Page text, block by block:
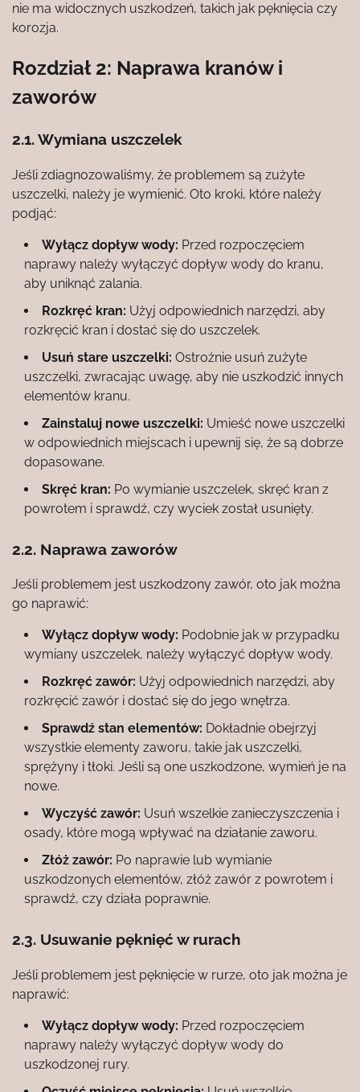
nie ma widocznych uszkodzeń, takich jak pęknięcia czy
korozja.
Rozdział 2: Naprawa kranów i
zaworów
2.1. Wymiana uszczelek
Jeśli zdiagnozowaliśmy, że problemem są zużyte
uszczelki, należy je wymienić. Oto kroki, które należy
podjąć:
Wyłącz dopływ wody: Przed rozpoczęciem
naprawy należy wyłączyć dopływ wody do kranu,
aby uniknąć zalania.
Rozkręć kran: Użyj odpowiednich narzędzi, aby
rozkręcić kran i dostać się do uszczelek.
Usuń stare uszczelki: Ostrożnie usuń zużyte
uszczelki, zwracając uwagę, aby nie uszkodzić innych
elementów kranu.
Zainstaluj nowe uszczelki: Umieść nowe uszczelki
w odpowiednich miejscach i upewnij się, że są dobrze
dopasowane.
Skręć kran: Po wymianie uszczelek, skręć kran z
powrotem i sprawdź, czy wyciek został usunięty.
2.2. Naprawa zaworów
Jeśli problemem jest uszkodzony zawór, oto jak można
go naprawić:
Wyłącz dopływ wody: Podobnie jak w przypadku
wymiany uszczelek, należy wyłączyć dopływ wody.
Rozkręć zawór: Użyj odpowiednich narzędzi, aby
rozkręcić zawór i dostać się do jego wnętrza.
Sprawdź stan elementów: Dokładnie obejrzyj
wszystkie elementy zaworu, takie jak uszczelki,
sprężyny i tłoki. Jeśli są one uszkodzone, wymień je na
nowe.
Wyczyść zawór: Usuń wszelkie zanieczyszczenia i
osady, które mogą wpływać na działanie zaworu.
Złóż zawór: Po naprawie lub wymianie
uszkodzonych elementów, złóż zawór z powrotem i
sprawdź, czy działa poprawnie.
2.3. Usuwanie pęknięć w rurach
Jeśli problemem jest pęknięcie w rurze, oto jak można je
naprawić:
Wyłącz dopływ wody: Przed rozpoczęciem
naprawy należy wyłączyć dopływ wody do
uszkodzonej rury.